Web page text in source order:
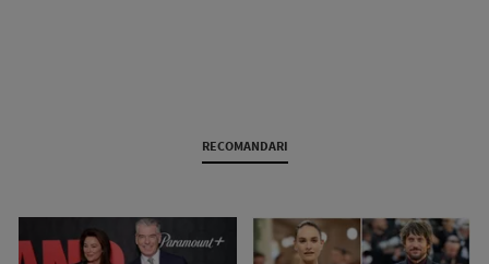
RECOMANDARI